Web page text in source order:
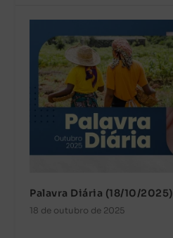
Palavra Diária (18/10/2025)
18 de outubro de 2025